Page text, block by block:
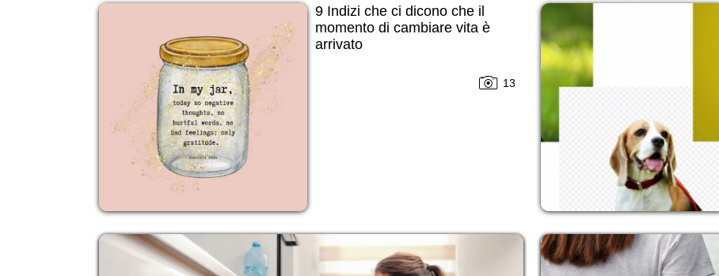
9 Indizi che ci dicono che il
momento di cambiare vita è
arrivato
13